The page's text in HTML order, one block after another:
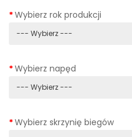
Wybierz rok produkcji
Wybierz napęd
Wybierz skrzynię biegów